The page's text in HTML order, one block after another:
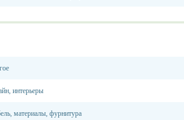
интерьеры
материалы, фурнитура